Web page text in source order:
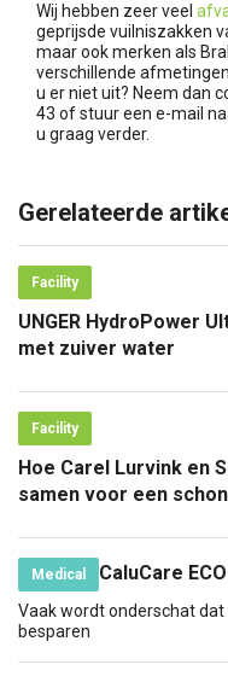
Wij hebben zeer veel
geprijsde vuilniszakken
maar ook merken als
verschillende
u er niet uit? Neem dan
43 of stuur een e-mail
u graag verder.
Gerelateerde
Facility
UNGER HydroPower
met zuiver water
Facility
Hoe Carel Lurvink en
samen voor een
Medical CaluCare
Vaak wordt onderschat
besparen